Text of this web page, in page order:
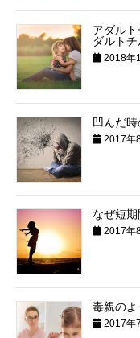
アダル
ダルト
2018年
凹んだ
2017年
なぜ短
2017年
毒親のよ
2017年